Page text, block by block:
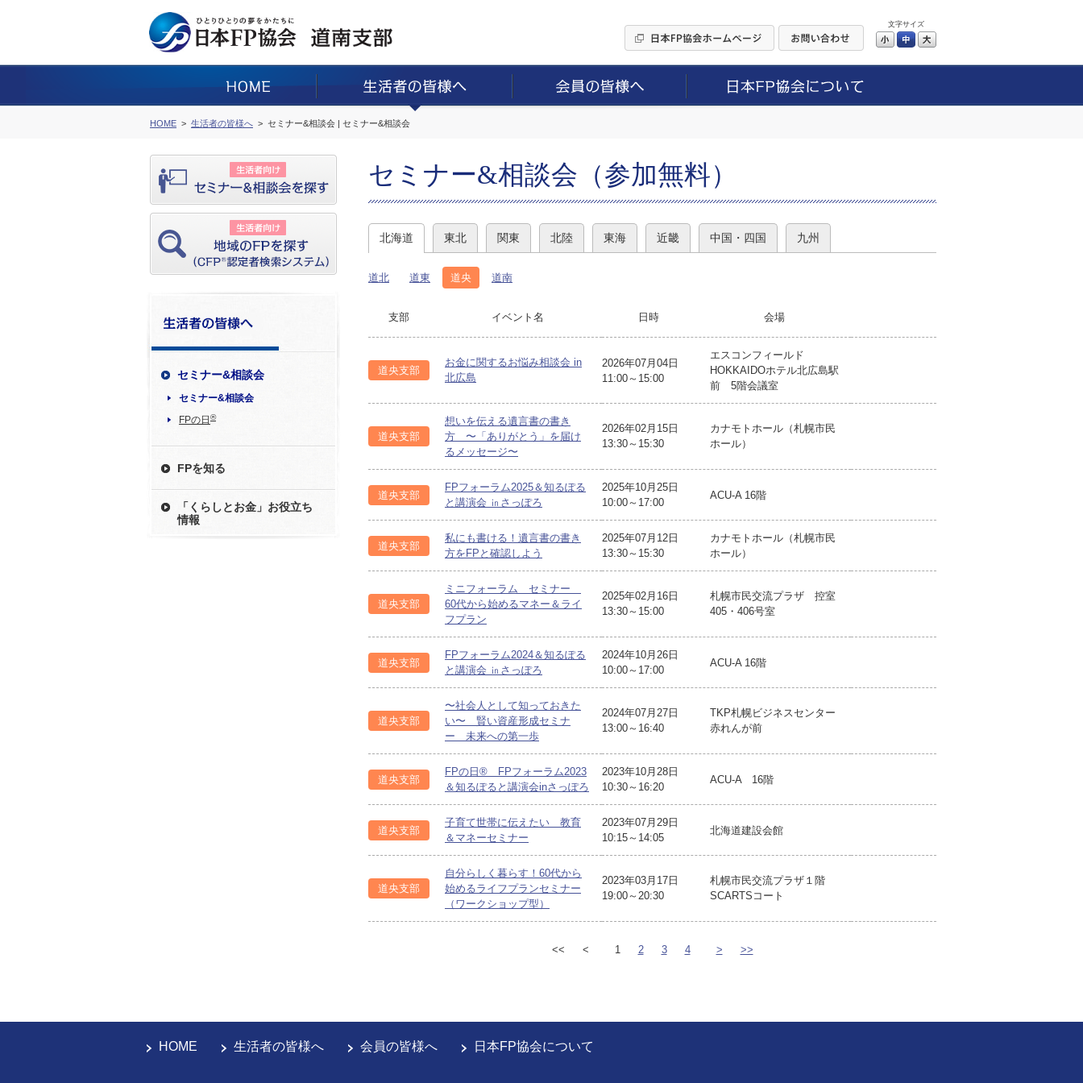
文字サイズ
小 中
HOME 生活者の皆様へ セミナー&相談会 | セミナー&相談会
セミナー&相談会
セミナー&相談会
FPの日 ®
FPを知る
「くらしとお金」お役立ち
情報
セミナー&相談会（参加無料）
北海道 東北 関東 北陸 東海 近畿 中国・四国 九州
道北 道東 道央 道南
支部 イベント名 日時 会場
道央支部
お金に関するお悩み相談会 in
北広島
2026年07月04日
11:00～15:00
エスコンフィールド
HOKKAIDOホテル北広島駅
前 5階会議室
道央支部
想いを伝える遺言書の書き
方 〜「ありがとう」を届け
るメッセージ〜
2026年02月15日
13:30～15:30
カナモトホール（札幌市民
ホール）
道央支部
FPフォーラム2025＆知るぽる
と講演会 ㏌さっぽろ
2025年10月25日
10:00～17:00
ACU-A 16階
道央支部
私にも書ける！遺言書の書き
方をFPと確認しよう
2025年07月12日
13:30～15:30
カナモトホール（札幌市民
ホール）
道央支部
ミニフォーラム セミナー
60代から始めるマネー＆ライ
フプラン
2025年02月16日
13:30～15:00
札幌市民交流プラザ 控室
405・406号室
道央支部
FPフォーラム2024＆知るぽる
と講演会 ㏌さっぽろ
2024年10月26日
10:00～17:00
ACU-A 16階
道央支部
〜社会人として知っておきた
い〜 賢い資産形成セミナ
ー 未来への第一歩
2024年07月27日
13:00～16:40
TKP札幌ビジネスセンター
赤れんが前
道央支部
FPの日® FPフォーラム2023
＆知るぽると講演会inさっぽろ
2023年10月28日
10:30～16:20
ACU-A 16階
道央支部
子育て世帯に伝えたい 教育
＆マネーセミナー
2023年07月29日
10:15～14:05
北海道建設会館
道央支部
自分らしく暮らす！60代から
始めるライフプランセミナー
（ワークショップ型）
2023年03月17日
19:00～20:30
札幌市民交流プラザ１階
SCARTSコート
<< < 1 2 3 4 > >>
HOME 生活者の皆様へ 会員の皆様へ 日本FP協会について